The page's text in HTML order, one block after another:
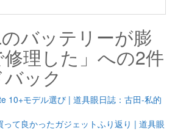
のバッテリーが膨
理した」への2件
ック
10+モデル選び | 道具眼日誌：古田-私的
って良かったガジェットふり返り | 道具眼